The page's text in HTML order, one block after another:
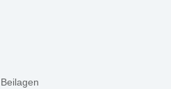
Beilagen